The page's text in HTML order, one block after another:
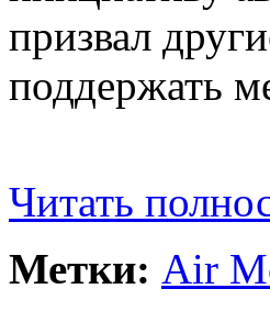
призвал
поддержать
Читать
Метки: Air